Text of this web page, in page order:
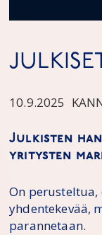
10.9.2025
Julkisten
yritysten
On
yhdentekevää,
parannetaan.